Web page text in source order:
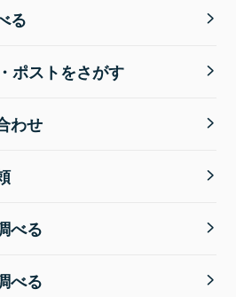
る
ポストをさがす
わせ
べる
べる